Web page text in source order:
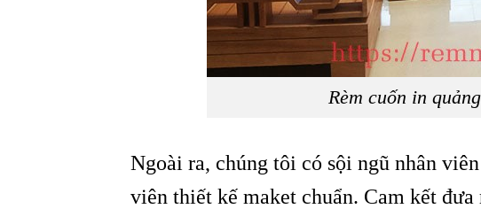
Rèm cuốn in
Ngoài ra, chúng tôi có sội ngũ nhân
viên thiết kế maket chuẩn. Cam kết đưa